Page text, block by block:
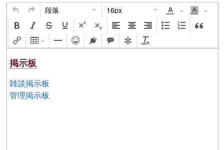
段落 16px